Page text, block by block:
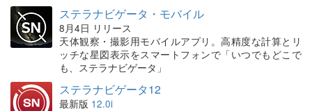
ステラナビゲータ・モバイル
8月4日 リリース
天体観察・撮影用モバイルアプリ。高精度な計算とリ
ッチな星図表示をスマートフォンで「いつでもどこで
も、ステラナビゲータ」
ステラナビゲータ12
最新版 12.0i